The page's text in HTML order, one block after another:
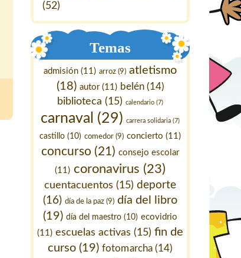
(52)
Temas
admisión (11) arroz (9) atletismo
(18) autor(11) belén(14)
biblioteca (15) calendario (7)
carnaval (29) carrera solidaria (7)
castillo (10) comedor (9) concierto (11)
concurso (21) consejo escolar
(11) coronavirus (23)
cuentacuentos (15) deporte
(16) día de la paz (9) día del libro
(19) día del maestro (10) ecovidrio
(11) escuelas activas (15) fin de
curso (19) fotomarcha(14)